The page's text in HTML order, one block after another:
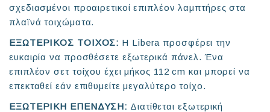
σχεδιασμένοι προαιρετικοί επιπλέον λαμπτήρες στα
πλαϊνά τοιχώματα.
ΕΞΩΤΕΡΙΚΟΣ ΤΟΙΧΟΣ: Η Libera προσφέρει την
ευκαιρία να προσθέσετε εξωτερικά πάνελ. Ένα
επιπλέον σετ τοίχου έχει μήκος 112 cm και μπορεί να
επεκταθεί εάν επιθυμείτε μεγαλύτερο τοίχο.
ΕΞΩΤΕΡΙΚΗ ΕΠΕΝΔΥΣΗ: Διατίθεται εξωτερική